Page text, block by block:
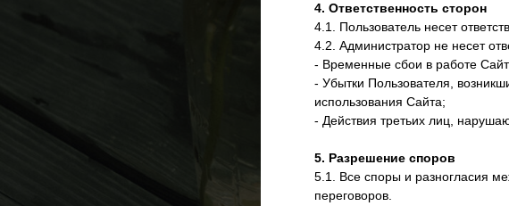
4. Ответственность сторон
4.1. Пользователь несет
4.2. Администратор не несет
- Временные сбои в работе
- Убытки Пользователя,
использования Сайта;
- Действия третьих лиц,
5. Разрешение споров
5.1. Все споры и разногласия
переговоров.